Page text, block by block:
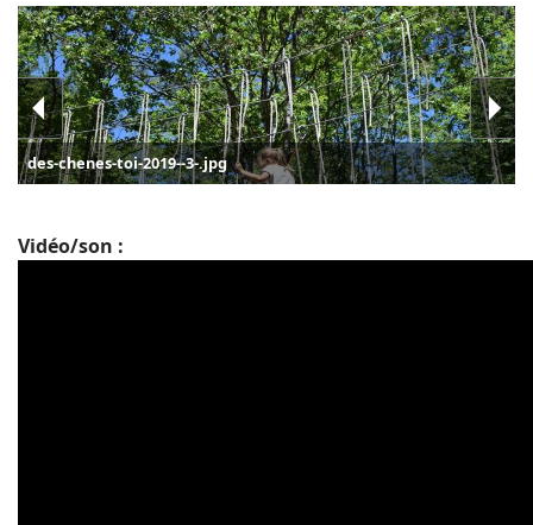
des-chenes-toi-2019--3-.jpg
Vidéo/son :